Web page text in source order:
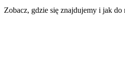
Zobacz, gdzie się znajdujemy i jak do